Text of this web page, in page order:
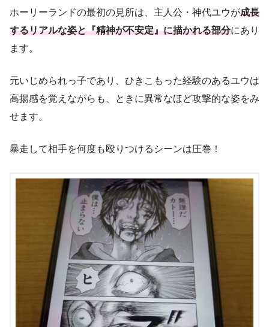
ホーリーランドの最初の見所は、主人公・神代ユウが成長
するリアルな姿と『精神が不安定』に描かれる部分にあり
ます。
元いじめられっ子であり、ひきこもった経験のあるユウは
高揚感を覚えながらも、ときに異常なほど攻撃的な姿をみ
せます。
暴走して相手を何度も殴りつけるシーンは圧巻！